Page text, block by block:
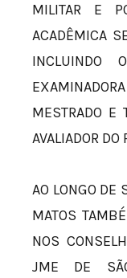
MILITAR E
ACADÊMICA
INCLUINDO
MESTRADO E
AVALIADOR
AO LONGO DE
MATOS
NOS
JME DE